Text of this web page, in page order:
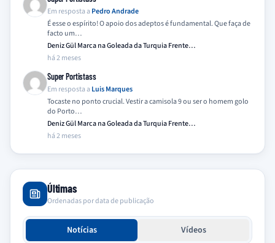
Em resposta a Pedro Andrade
É esse o espírito! O apoio dos adeptos é fundamental. Que faça de
facto um…
Deniz Gül Marca na Goleada da Turquia Frente…
há 2 meses
Super Portistass
Em resposta a Luis Marques
Tocaste no ponto crucial. Vestir a camisola 9 ou ser o homem golo
do Porto…
Deniz Gül Marca na Goleada da Turquia Frente…
há 2 meses
Últimas
Ordenadas por data de publicação
Notícias Vídeos